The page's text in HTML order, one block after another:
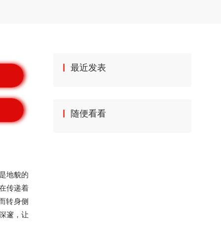
地貌的
传递着
转身侧
邃，让
最近发表
随便看看